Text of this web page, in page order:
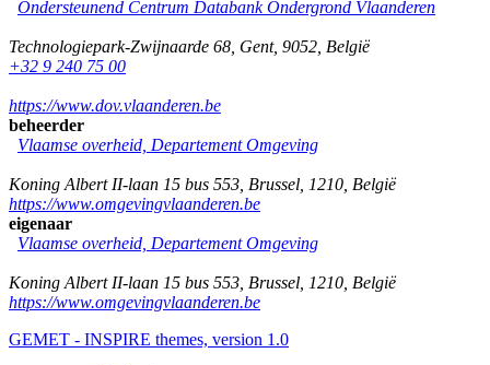
Ondersteunend Centrum Databank Ondergrond Vlaanderen
Technologiepark-Zwijnaarde 68 Gent, 9052 België
+32 9 240 75 00
https://www.dov.vlaanderen.be
beheerder
Vlaamse overheid, Departement Omgeving
Koning Albert II-laan 15 bus 553 Brussel 1210 België
https://www.omgevingvlaanderen.be
eigenaar
Vlaamse overheid, Departement Omgeving
Koning Albert II-laan 15 bus 553 Brussel 1210 België
https://www.omgevingvlaanderen.be
GEMET - INSPIRE themes, version 1.0